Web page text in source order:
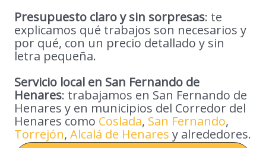
Presupuesto claro y sin sorpresas: te
explicamos qué trabajos son necesarios y
por qué, con un precio detallado y sin
letra pequeña.
Servicio local en San Fernando de
Henares: trabajamos en San Fernando de
Henares y en municipios del Corredor del
Henares como Coslada, San Fernando,
Torrejón, Alcalá de Henares y alrededores.